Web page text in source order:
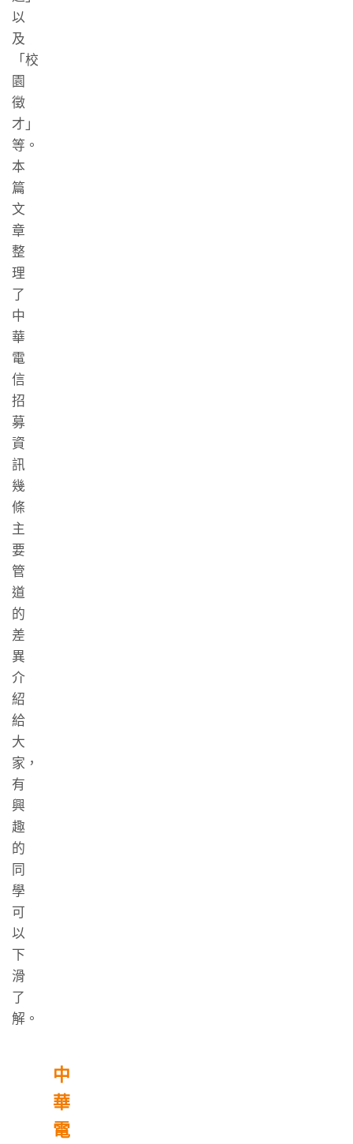
以
及
「校
園
徵
才」
等。
本
篇
文
章
整
理
了
中
華
電
信
招
募
資
訊
幾
條
主
要
管
道
的
差
異
介
紹
給
大
家，
有
興
趣
的
同
學
可
以
下
滑
了
解。
中
華
電